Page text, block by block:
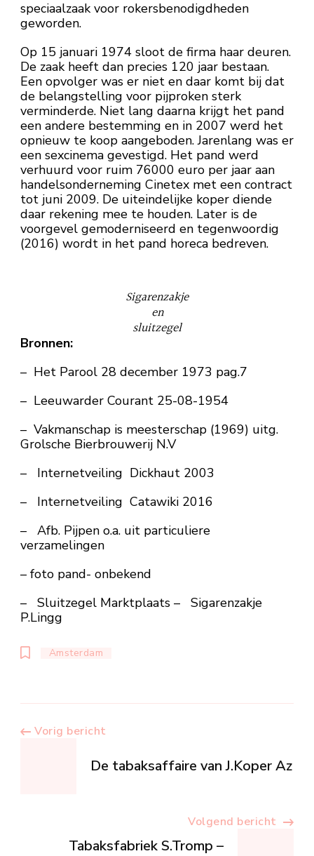
speciaalzaak voor rokersbenodigdheden
geworden.
Op 15 januari 1974 sloot de firma haar deuren.
De zaak heeft dan precies 120 jaar bestaan.
Een opvolger was er niet en daar komt bij dat
de belangstelling voor pijproken sterk
verminderde. Niet lang daarna krijgt het pand
een andere bestemming en in 2007 werd het
opnieuw te koop aangeboden. Jarenlang was er
een sexcinema gevestigd. Het pand werd
verhuurd voor ruim 76000 euro per jaar aan
handelsonderneming Cinetex met een contract
tot juni 2009. De uiteindelijke koper diende
daar rekening mee te houden. Later is de
voorgevel gemoderniseerd en tegenwoordig
(2016) wordt in het pand horeca bedreven.
Sigarenzakje
en
sluitzegel
Bronnen:
– Het Parool 28 december 1973 pag.7
– Leeuwarder Courant 25-08-1954
– Vakmanschap is meesterschap (1969) uitg.
Grolsche Bierbrouwerij N.V
– Internetveiling Dickhaut 2003
– Internetveiling Catawiki 2016
– Afb. Pijpen o.a. uit particuliere
verzamelingen
– foto pand- onbekend
– Sluitzegel Marktplaats – Sigarenzakje
P.Lingg
Amsterdam
Berichtnavigatie
Vorig bericht
De tabaksaffaire van J.Koper Az
Volgend bericht
Tabaksfabriek S.Tromp –